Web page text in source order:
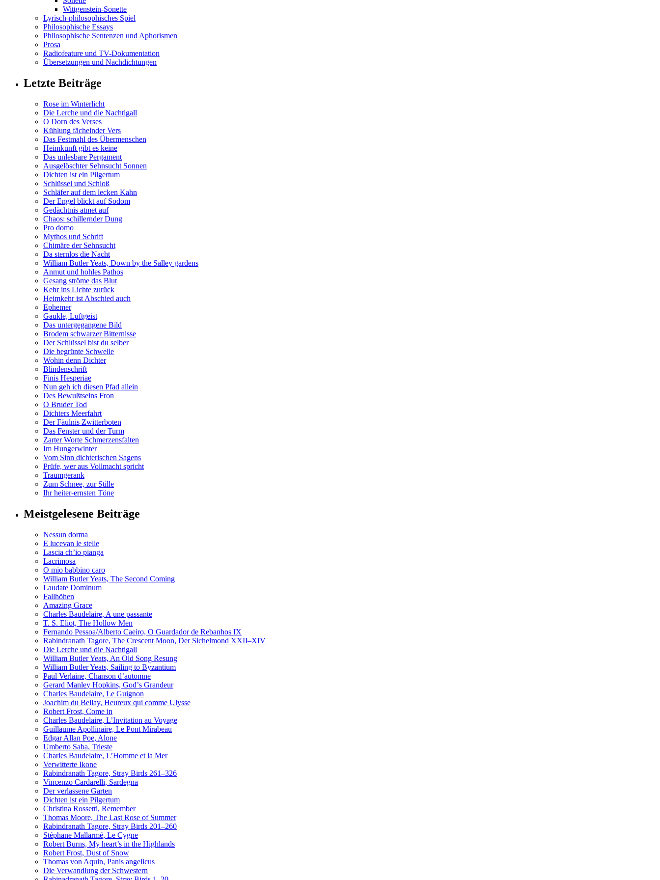
Wittgenstein-Sonette
Lyrisch-philosophisches Spiel
Philosophische Essays
Philosophische Sentenzen und Aphorismen
Prosa
Radiofeature und TV-Dokumentation
Übersetzungen und Nachdichtungen
Letzte Beiträge
Rose im Winterlicht
Die Lerche und die Nachtigall
O Dorn des Verses
Kühlung fächelnder Vers
Das Festmahl des Übermenschen
Heimkunft gibt es keine
Das unlesbare Pergament
Ausgelöschter Sehnsucht Sonnen
Dichten ist ein Pilgertum
Schlüssel und Schloß
Schläfer auf dem lecken Kahn
Der Engel blickt auf Sodom
Gedächtnis atmet auf
Chaos: schillernder Dung
Pro domo
Mythos und Schrift
Chimäre der Sehnsucht
Da sternlos die Nacht
William Butler Yeats, Down by the Salley gardens
Anmut und hohles Pathos
Gesang ströme das Blut
Kehr ins Lichte zurück
Heimkehr ist Abschied auch
Ephemer
Gaukle, Luftgeist
Das untergegangene Bild
Brodem schwarzer Bitternisse
Der Schlüssel bist du selber
Die begrünte Schwelle
Wohin denn Dichter
Blindenschrift
Finis Hesperiae
Nun geh ich diesen Pfad allein
Des Bewußtseins Fron
O Bruder Tod
Dichters Meerfahrt
Der Fäulnis Zwitterboten
Das Fenster und der Turm
Zarter Worte Schmerzensfalten
Im Hungerwinter
Vom Sinn dichterischen Sagens
Prüfe, wer aus Vollmacht spricht
Traumgerank
Zum Schnee, zur Stille
Ihr heiter-ernsten Töne
Meistgelesene Beiträge
Nessun dorma
E lucevan le stelle
Lascia ch’io pianga
Lacrimosa
O mio babbino caro
William Butler Yeats, The Second Coming
Laudate Dominum
Fallhöhen
Amazing Grace
Charles Baudelaire, A une passante
T. S. Eliot, The Hollow Men
Fernando Pessoa/Alberto Caeiro, O Guardador de Rebanhos IX
Rabindranath Tagore, The Crescent Moon, Der Sichelmond XXII–XIV
Die Lerche und die Nachtigall
William Butler Yeats, An Old Song Resung
William Butler Yeats, Sailing to Byzantium
Paul Verlaine, Chanson d’automne
Gerard Manley Hopkins, Godʼs Grandeur
Charles Baudelaire, Le Guignon
Joachim du Bellay, Heureux qui comme Ulysse
Robert Frost, Come in
Charles Baudelaire, L’Invitation au Voyage
Guillaume Apollinaire, Le Pont Mirabeau
Edgar Allan Poe, Alone
Umberto Saba, Trieste
Charles Baudelaire, L’Homme et la Mer
Verwitterte Ikone
Rabindranath Tagore, Stray Birds 261–326
Vincenzo Cardarelli, Sardegna
Der verlassene Garten
Dichten ist ein Pilgertum
Christina Rossetti, Remember
Thomas Moore, The Last Rose of Summer
Rabindranath Tagore, Stray Birds 201–260
Stéphane Mallarmé, Le Cygne
Robert Burns, My heart’s in the Highlands
Robert Frost, Dust of Snow
Thomas von Aquin, Panis angelicus
Die Verwandlung der Schwestern